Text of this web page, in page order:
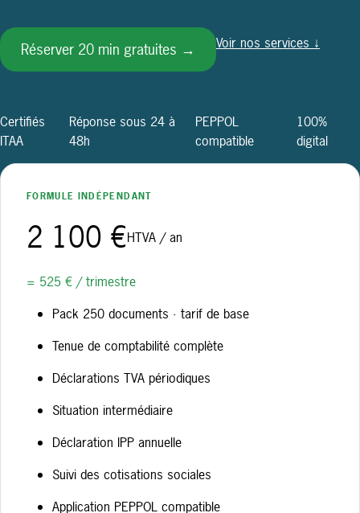
Réserver 20 min gratuites → Voir nos services ↓
Certifiés
ITAA
Réponse sous 24 à
48h
PEPPOL
compatible
100%
digital
FORMULE INDÉPENDANT
2 100 €HTVA / an
= 525 € / trimestre
Pack 250 documents · tarif de base
Tenue de comptabilité complète
Déclarations TVA périodiques
Situation intermédiaire
Déclaration IPP annuelle
Suivi des cotisations sociales
Application PEPPOL compatible